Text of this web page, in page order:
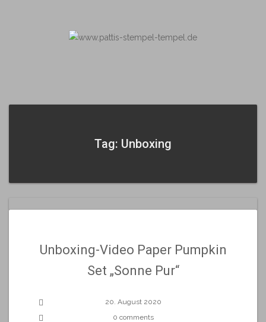
Tag: Unboxing
Unboxing-Video Paper Pumpkin
Set „Sonne Pur“
20. August 2020
0 comments